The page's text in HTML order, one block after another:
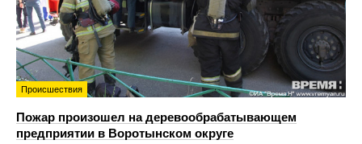
Происшествия
Пожар произошел на деревообрабатывающем
предприятии в Воротынском округе